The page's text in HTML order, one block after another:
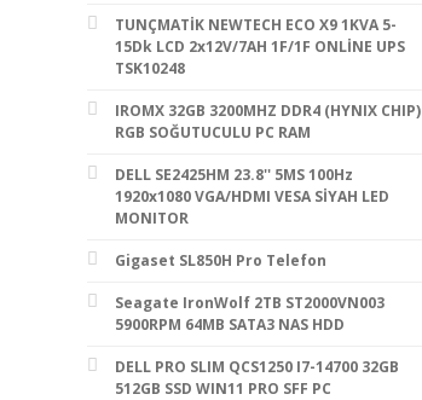
TUNÇMATİK NEWTECH ECO X9 1KVA 5-
15Dk LCD 2x12V/7AH 1F/1F ONLİNE UPS
TSK10248
IROMX 32GB 3200MHZ DDR4 (HYNIX CHIP)
RGB SOĞUTUCULU PC RAM
DELL SE2425HM 23.8'' 5MS 100Hz
1920x1080 VGA/HDMI VESA SİYAH LED
MONITOR
Gigaset SL850H Pro Telefon
Seagate IronWolf 2TB ST2000VN003
5900RPM 64MB SATA3 NAS HDD
DELL PRO SLIM QCS1250 I7-14700 32GB
512GB SSD WIN11 PRO SFF PC